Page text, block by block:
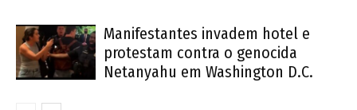
Manifestantes invadem hotel e
protestam contra o genocida
Netanyahu em Washington D.C.